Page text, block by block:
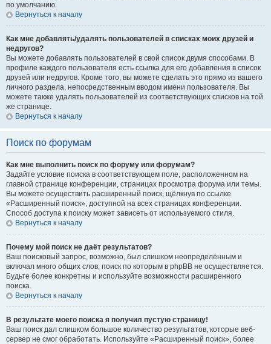
по умолчанию.
Вернуться к началу
Как мне добавлять/удалять пользователей в списках моих друзей и
недругов?
Вы можете добавлять пользователей в свой список двумя способами. В
профиле каждого пользователя есть ссылка для его добавления в список
друзей или недругов. Кроме того, вы можете сделать это прямо из вашего
личного раздела, непосредственным вводом имени пользователя. Вы
можете также удалять пользователей из соответствующих списков на той
же странице.
Вернуться к началу
Поиск по форумам
Как мне выполнить поиск по форуму или форумам?
Задайте условие поиска в соответствующем поле, расположенном на
главной странице конференции, страницах просмотра форума или темы.
Вы можете осуществить расширенный поиск, щёлкнув по ссылке
«Расширенный поиск», доступной на всех страницах конференции.
Способ доступа к поиску может зависеть от используемого стиля.
Вернуться к началу
Почему мой поиск не даёт результатов?
Ваш поисковый запрос, возможно, был слишком неопределённым и
включал много общих слов, поиск по которым в phpBB не осуществляется.
Будьте более конкретны и используйте возможности расширенного
поиска.
Вернуться к началу
В результате моего поиска я получил пустую страницу!
Ваш поиск дал слишком большое количество результатов, которые веб-
сервер не смог обработать. Используйте «Расширенный поиск», более